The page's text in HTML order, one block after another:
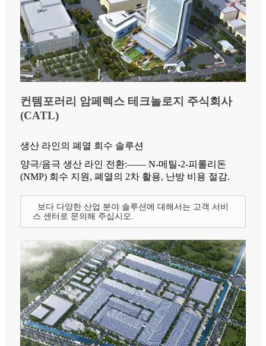
컨템포러리 암페렉스 테크놀로지 주식회사
(CATL)
생산 라인의 폐열 회수 솔루션
양극/음극 생산 라인 전환:—— N-메틸-2-피롤리돈
(NMP) 회수 지원, 폐열의 2차 활용, 난방 비용 절감.
보다 다양한 산업 분야 솔루션에 대해서는 고객 서비
스 센터로 문의해 주십시오.